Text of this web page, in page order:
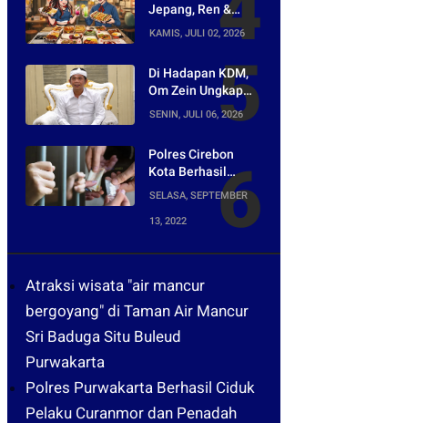
Jepang, Ren &
Reina Hadirkan
Harper Purwakarta
KAMIS, JULI 02, 2026
Di Hadapan KDM,
Om Zein Ungkap
Asal-usul Lagu
yang Ramai Dikritik
SENIN, JULI 06, 2026
Polres Cirebon
Kota Berhasil
Ungkap Peredaran
Narkotika yang
Dikendalikan dari
SELASA, SEPTEMBER
13, 2022
Atraksi wisata "air mancur
bergoyang" di Taman Air Mancur
Sri Baduga Situ Buleud
Purwakarta
Polres Purwakarta Berhasil Ciduk
Pelaku Curanmor dan Penadah